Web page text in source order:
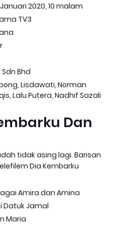
2020, 10 malam
TV3
Bhd
Lisdawati, Norman
Lalu Putera, Nadhif Sazali
Dan
tidak asing lagi. Barisan
Dia Kembarku
Amira dan Amina
Datuk Jamal
Maria